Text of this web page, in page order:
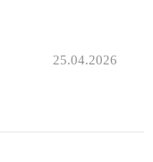
25.04.2026